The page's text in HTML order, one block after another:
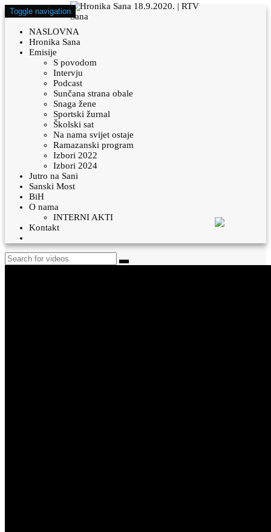
Toggle navigation
NASLOVNA
Hronika Sana
Emisije
S povodom
Intervju
Podcast
Sunčana strana obale
Snaga žene
Sportski žurnal
Školski sat
Na nama svijet ostaje
Ramazanski program
Izbori 2022
Izbori 2024
Jutro na Sani
Sanski Most
BiH
O nama
INTERNI AKTI
Kontakt